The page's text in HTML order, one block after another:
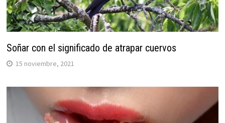
Soñar con el significado de atrapar cuervos
15 noviembre, 2021